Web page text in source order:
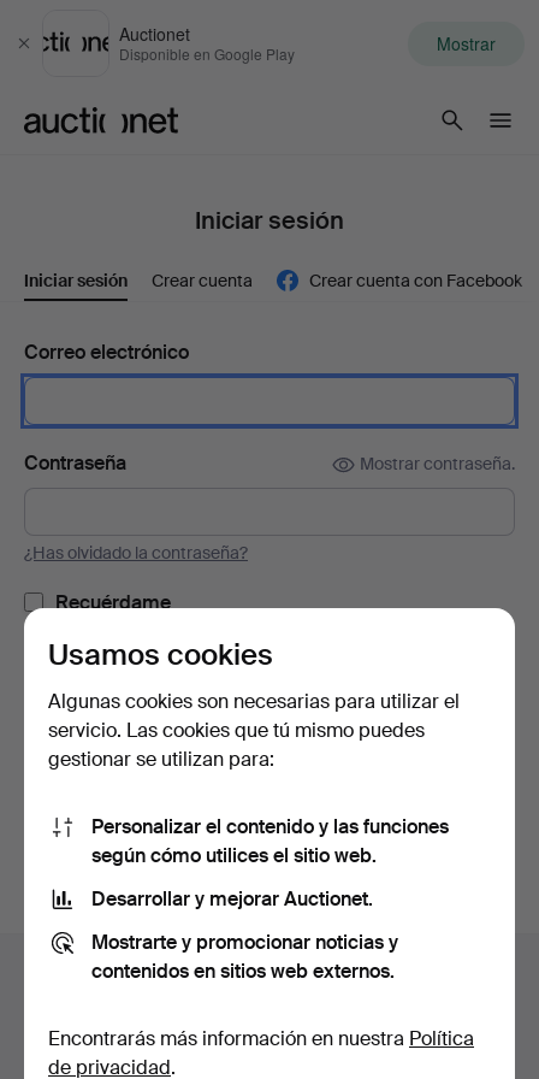
Cerrar
Auctionet
Disponible en Google Play Mostrar
Iniciar sesión
Iniciar sesión Crear cuenta Crear cuenta con Facebook
Correo electrónico
Contraseña Mostrar contraseña.
¿Has olvidado la contraseña?
Recuérdame
o iniciar sesión a través de Facebook
Navegación
pie
Ayuda y contacto
Todas las casas de subastas
Usamos cookies
Algunas cookies son necesarias para utilizar el
servicio. Las cookies que tú mismo puedes
gestionar se utilizan para:
Personalizar el contenido y las funciones
según cómo utilices el sitio web.
Desarrollar y mejorar Auctionet.
Mostrarte y promocionar noticias y
contenidos en sitios web externos.
Encontrarás más información en nuestra Política
de privacidad.